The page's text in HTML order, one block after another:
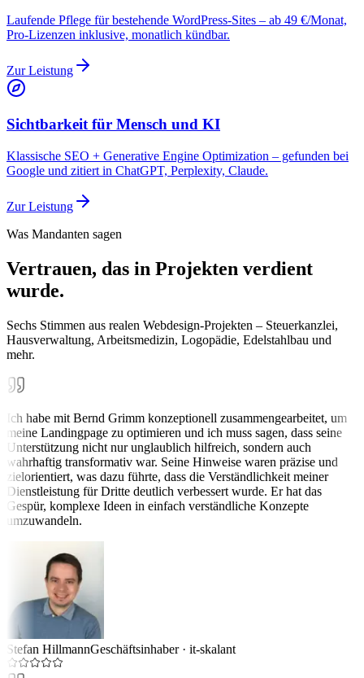
Laufende Pflege für bestehende WordPress-Sites – ab 49 €/Monat,
Pro-Lizenzen inklusive, monatlich kündbar.
Zur Leistung
Sichtbarkeit für Mensch und KI
Klassische SEO + Generative Engine Optimization – gefunden bei
Google und zitiert in ChatGPT, Perplexity, Claude.
Zur Leistung
Was Mandanten sagen
Vertrauen, das in Projekten verdient
wurde.
Sechs Stimmen aus realen Webdesign-Projekten – Steuerkanzlei,
Hausverwaltung, Arbeitsmedizin, Logopädie, Edelstahlbau und
mehr.
Ich habe mit Bernd Grimm konzeptionell zusammengearbeitet, um
meine Landingpage zu optimieren und ich muss sagen, dass seine
Unterstützung nicht nur unglaublich hilfreich, sondern auch
wahrhaftig transformativ war. Seine Hinweise waren präzise und
zielorientiert, was dazu führte, dass die Verständlichkeit meiner
Dienstleistung für Dritte deutlich verbessert wurde. Er hat das
Gespür, komplexe Ideen in einfach verständliche Konzepte
umzuwandeln.
Stefan HillmannGeschäftsinhaber· it-skalant